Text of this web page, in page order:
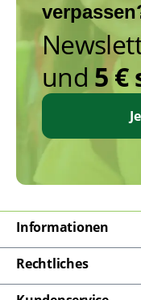
und 5 €
Informationen
Rechtliches